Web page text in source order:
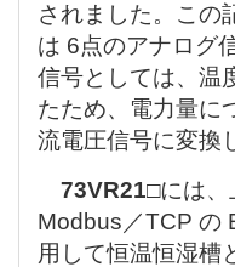
されました。この
は 6点のアナログ
信号としては、温
たため、電力量に
流電圧信号に変換
73VR21□には、
Modbus／TCP の
用して恒温恒湿槽